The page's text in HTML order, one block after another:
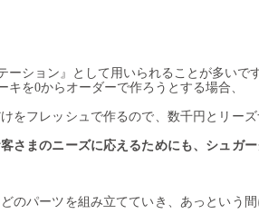
ーション』として用いられることが多いで
を0からオーダーで作ろうとする場合、
をフレッシュで作るので、数千円とリー
さまのニーズに応えるためにも、シュガ
のパーツを組み立てていき、あっという